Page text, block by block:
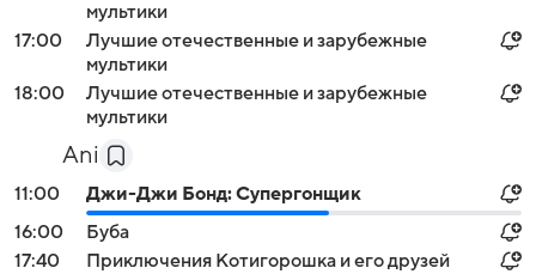
мультики
17:00
Лучшие отечественные и зарубежные
мультики
18:00
Лучшие отечественные и зарубежные
мультики
Ani
11:00
Джи-Джи Бонд: Супергонщик
16:00
Буба
17:40
Приключения Котигорошка и его друзей